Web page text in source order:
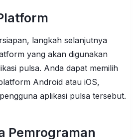
langkah selanjutnya
yang akan digunakan
pulsa. Anda dapat memilih
Android atau iOS,
aplikasi pulsa tersebut.
Pemrograman